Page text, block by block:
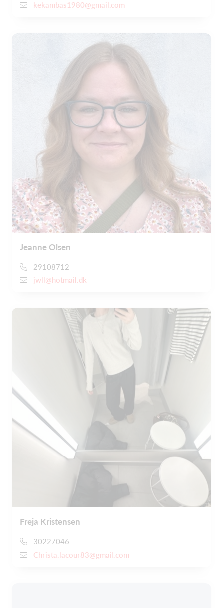
kekambas1980@gmail.com
Jeanne Olsen
29108712
jwll@hotmail.dk
Freja Kristensen
30227046
Christa.lacour83@gmail.com